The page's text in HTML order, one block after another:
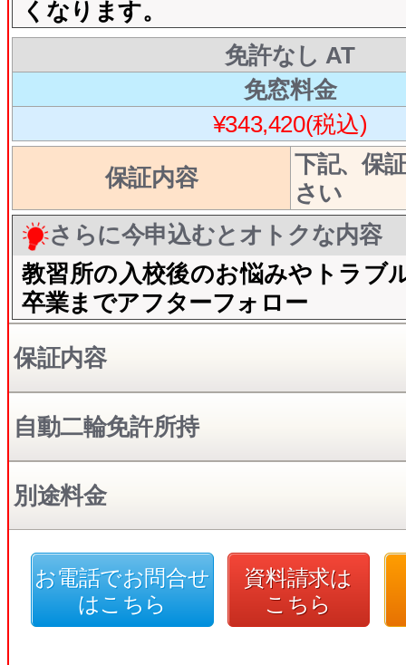
くなります。
免許なし AT
免窓料金
¥343,420(税込)
保証内容
下記、保
さい
さらに今申込むとオトクな内容
教習所の入校後のお悩みやトラブ
卒業までアフターフォロー
保証内容
自動二輪免許所持
別途料金
お電話でお問合せ
はこちら
資料請求は
こちら